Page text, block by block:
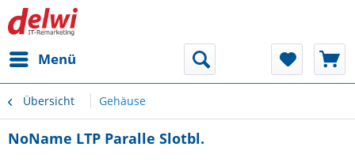
Menü
Übersicht Gehäuse
NoName LTP Paralle Slotbl.